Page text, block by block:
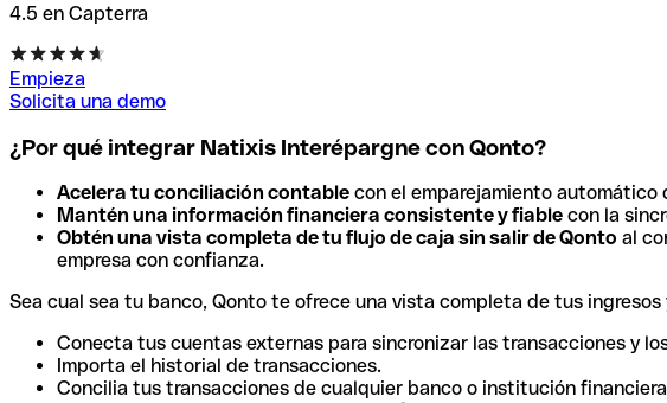
4.5 en Capterra
Empieza
Solicita una demo
¿Por qué integrar Natixis Interépargne con Qonto?
Acelera tu conciliación contable con el emparejamiento
Mantén una información financiera consistente y fiable con la
Obtén una vista completa de tu flujo de caja sin salir de Qonto al
empresa con confianza.
Sea cual sea tu banco, Qonto te ofrece una vista completa de tus
Conecta tus cuentas externas para sincronizar las transacciones y
Importa el historial de transacciones.
Concilia tus transacciones de cualquier banco o institución